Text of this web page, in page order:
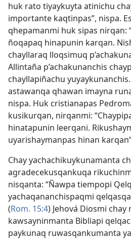
huk rato tiyaykuyta atinichu
importante kaqtinpas”, nispa.
qhepamanmi huk sipas nirqan:
ñoqapaq hinapunin karqan.
chayllaraq lloqsimuq
Allintaña p’achakunanchis
chayllapiñachu
astawanqa qhawan imayna
nispa. Huk cristianapas
kusikurqan, nirqanmi:
hinatapunin leerqani.
uyarishaymanpas hinan
Chay yachachikuykunamanta
agradecekusqankuqa
nisqanta: “Ñawpa tiempopi
yachaqananchispaqmi
(Rom. 15:4) Jehová Diosmi
kawsayninmanta Bibliapi
paykunaq ruwasqankumanta